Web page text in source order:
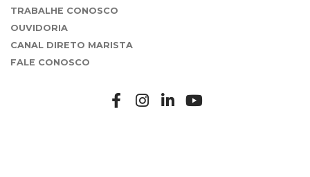
TRABALHE CONOSCO
OUVIDORIA
CANAL DIRETO MARISTA
FALE CONOSCO